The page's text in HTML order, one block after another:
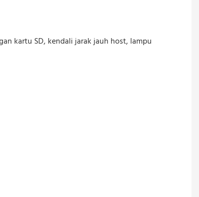
kartu SD, kendali jarak jauh host, lampu